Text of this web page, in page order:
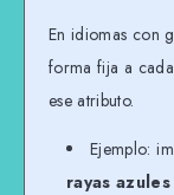
En idiomas con
forma fija a
ese atributo.
Ejemplo:
rayas azules